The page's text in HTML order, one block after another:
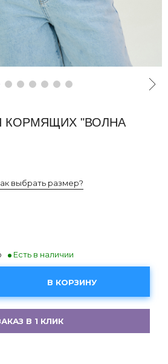
КОРМЯЩИХ "ВОЛНА
выбрать размер?
Есть в наличии
В КОРЗИНУ
В 1 КЛИК